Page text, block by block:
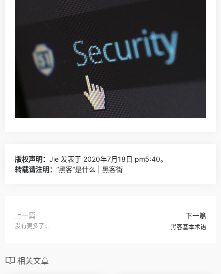
版权声明： Jie 发表于 2020年7月18日 pm5:40。
转载请注明： “黑客”是什么 | 黑客街
上一篇
没有更多了...
下一篇
黑客基本术语
相关文章